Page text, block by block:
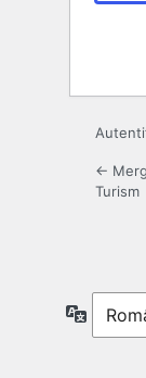
←
Turism
Limbă